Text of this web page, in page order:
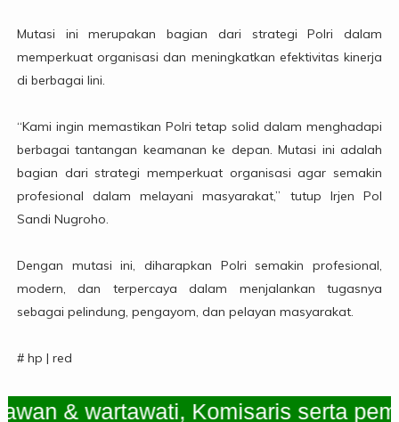
Mutasi ini merupakan bagian dari strategi Polri dalam
memperkuat organisasi dan meningkatkan efektivitas kinerja
di berbagai lini.
“Kami ingin memastikan Polri tetap solid dalam menghadapi
berbagai tantangan keamanan ke depan. Mutasi ini adalah
bagian dari strategi memperkuat organisasi agar semakin
profesional dalam melayani masyarakat,” tutup Irjen Pol
Sandi Nugroho.
Dengan mutasi ini, diharapkan Polri semakin profesional,
modern, dan terpercaya dalam menjalankan tugasnya
sebagai pelindung, pengayom, dan pelayan masyarakat.
# hp | red
& wartawati, Komisaris serta